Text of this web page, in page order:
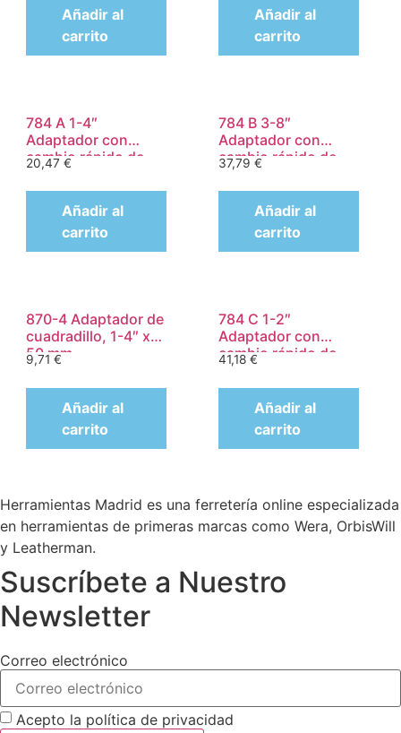
Añadir al
carrito
Añadir al
carrito
784 A 1-4″
Adaptador con
cambio rápido de
Wera, 1-4″ x 30 mm
20,47€
Añadir al
carrito
784 B 3-8″
Adaptador con
cambio rápido de
Wera, art. no. 784
B-2 x 5-16″ x 50 mm
37,79€
Añadir al
carrito
870-4 Adaptador de
cuadradillo, 1-4″ x
50 mm
9,71€
Añadir al
carrito
784 C 1-2″
Adaptador con
cambio rápido de
Wera, art. no. 784
C-2 x 5-16″ x 50
41,18€
Añadir al
carrito
Herramientas Madrid es una ferretería online especializada
en herramientas de primeras marcas como Wera, OrbisWill
y Leatherman.
Suscríbete a Nuestro
Newsletter
Correo electrónico
Acepto la política de privacidad